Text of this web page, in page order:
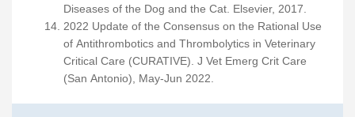
Diseases of the Dog and the Cat. Elsevier, 2017.
2022 Update of the Consensus on the Rational Use
of Antithrombotics and Thrombolytics in Veterinary
Critical Care (CURATIVE). J Vet Emerg Crit Care
(San Antonio), May-Jun 2022.